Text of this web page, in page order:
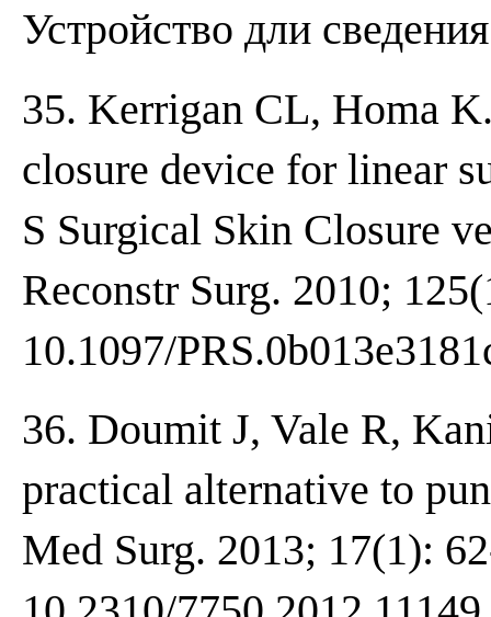
Устройство дли
35. Kerrigan CL, Homa
closure device for linear
S Surgical Skin Closure
Reconstr Surg. 2010;
10.1097/
36. Doumit J, Vale R,
practical alternative to
Med Surg. 2013; 17(1):